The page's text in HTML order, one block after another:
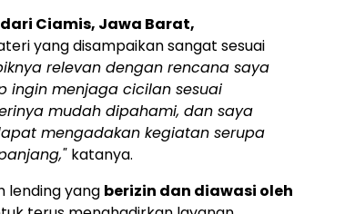
dari Ciamis, Jawa Barat,
yang disampaikan sangat sesuai
relevan dengan rencana saya
ingin menjaga cicilan sesuai
mudah dipahami, dan saya
mengadakan kegiatan serupa
katanya.
lending yang berizin dan diawasi oleh